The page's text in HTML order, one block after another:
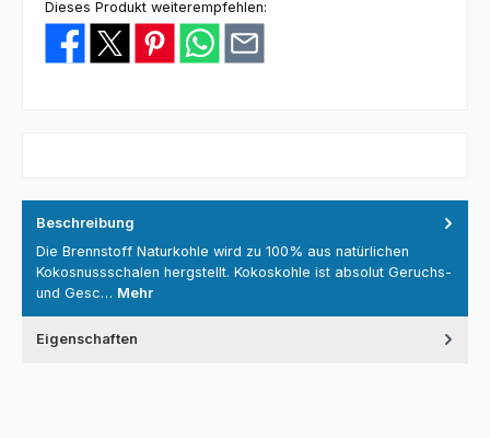
Dieses Produkt weiterempfehlen:
Beschreibung
Die Brennstoff Naturkohle wird zu 100% aus natürlichen
Kokosnussschalen hergstellt. Kokoskohle ist absolut Geruchs-
und Gesc… Mehr
Eigenschaften